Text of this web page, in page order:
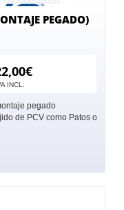
PEGADO)
INCL.
pegado
de PCV como Patos o